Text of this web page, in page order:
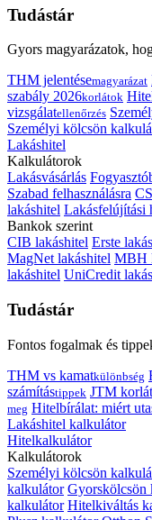
Tudástár
Gyors magyarázatok,
THM jelentésemagyarázat
szabály 2026korlátok
vizsgálatellenőrzés
Személyi kölcsön
Lakáshitel
Kalkulátorok
Lakásvásárlás
Szabad felhasználásra
lakáshitel Lakásfelújítási
Bankok szerint
CIB lakáshitel Erste
MagNet lakáshitel MBH
lakáshitel UniCredit
Tudástár
Fontos fogalmak és
THM vs kamatkülönbség
számítástippek JTM
meg Hitelbírálat: miért
Lakáshitel kalkulátor
Hitelkalkulátor
Kalkulátorok
Személyi kölcsön
kalkulátor Gyorskölcsön
kalkulátor Hitelkiváltás